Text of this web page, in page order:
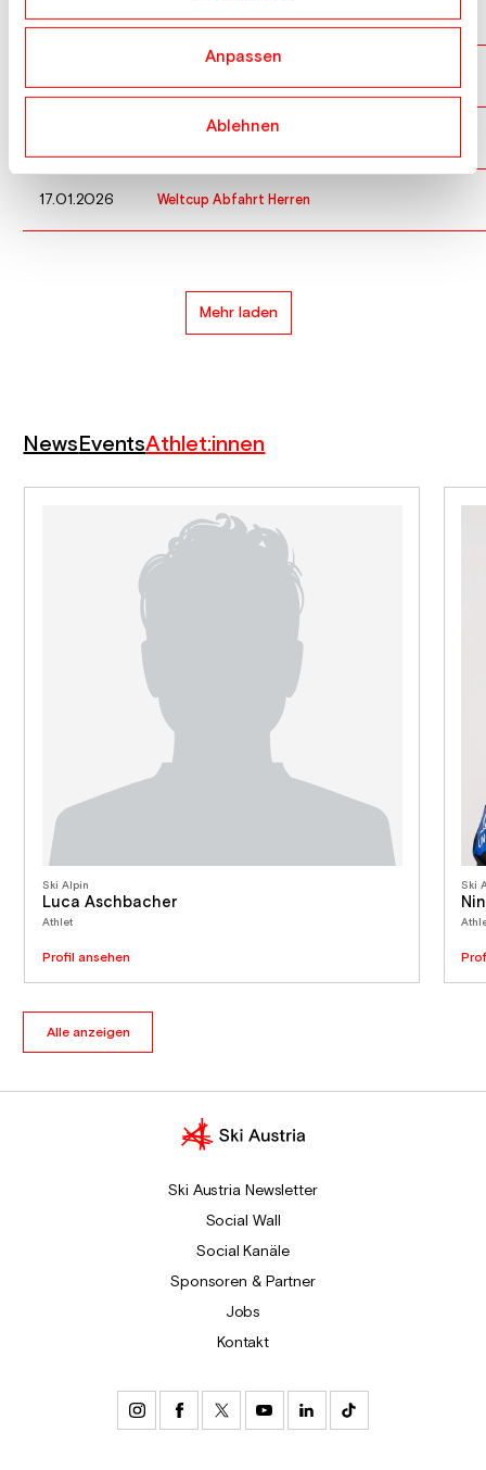
Anpassen
Ablehnen
01.02.2026 Weltcup Abfahrt Herren
Weltcup Super G Herren
17.01.2026 Weltcup Abfahrt Herren
Mehr laden
NewsEventsAthlet:innen
Ski Alpin
Luca Aschbacher
Athlet
Profil ansehen
Ski
Alle anzeigen
Ski Austria Newsletter
Social Wall
Social Kanäle
Sponsoren & Partner
Jobs
Kontakt